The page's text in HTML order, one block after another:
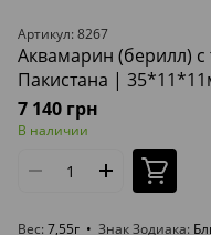
Артикул: 8267
Аквамарин (берилл)
Пакистана |
7 140 грн
В наличии
Вес 7,55г Знак Зодиака